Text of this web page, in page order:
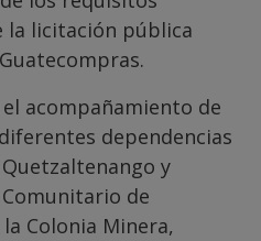
la licitación pública
acompañamiento de
dependencias
y
de
Colonia Minera,